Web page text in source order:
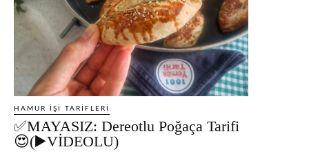
HAMUR İŞI TARIFLERI
✅MAYASIZ: Dereotlu Poğaça Tarifi
😍(▶️VİDEOLU)